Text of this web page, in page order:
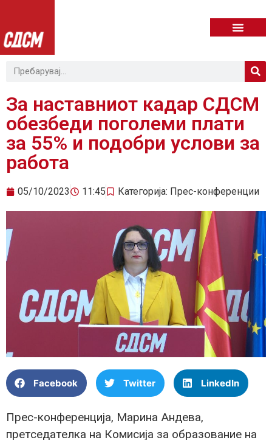
За наставниот кадар СДСМ
обезбеди поголеми плати
за 55% и подобри услови за
работа
05/10/2023 11:45 Категорија: Прес-конференции
Facebook Twitter LinkedIn
Прес-конференција, Марина Андева,
претседателка на Комисија за образование на